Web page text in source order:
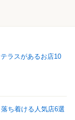
ラスがあるお店10
ち着ける人気店6選